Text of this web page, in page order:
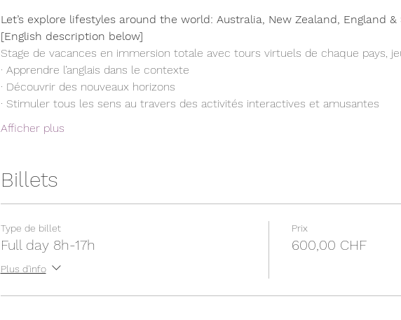
Let’s explore lifestyles around the world: Australia, New Zealand, England
[English description below]
Stage de vacances en immersion totale avec tours virtuels de chaque pays,
· Apprendre l’anglais dans le contexte
· Découvrir des nouveaux horizons
· Stimuler tous les sens au travers des activités interactives et amusantes
Afficher plus
Billets
Type de billet
Full day 8h-17h
Plus d'info
Prix
600,00 CHF